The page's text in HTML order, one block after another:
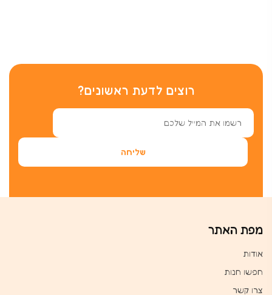
רוצים לדעת ראשונים?
מפת האתר
אודות
חפשו חנות
צרו קשר